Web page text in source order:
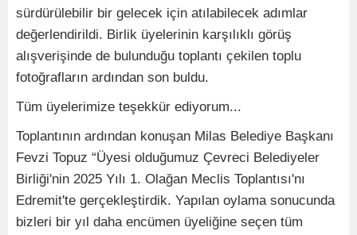
sürdürülebilir bir gelecek için atılabilecek adımlar
değerlendirildi. Birlik üyelerinin karşılıklı görüş
alışverişinde de bulunduğu toplantı çekilen toplu
fotoğrafların ardından son buldu.
Tüm üyelerimize teşekkür ediyorum...
Toplantının ardından konuşan Milas Belediye Başkanı
Fevzi Topuz “Üyesi olduğumuz Çevreci Belediyeler
Birliği'nin 2025 Yılı 1. Olağan Meclis Toplantısı'nı
Edremit'te gerçekleştirdik. Yapılan oylama sonucunda
bizleri bir yıl daha encümen üyeliğine seçen tüm